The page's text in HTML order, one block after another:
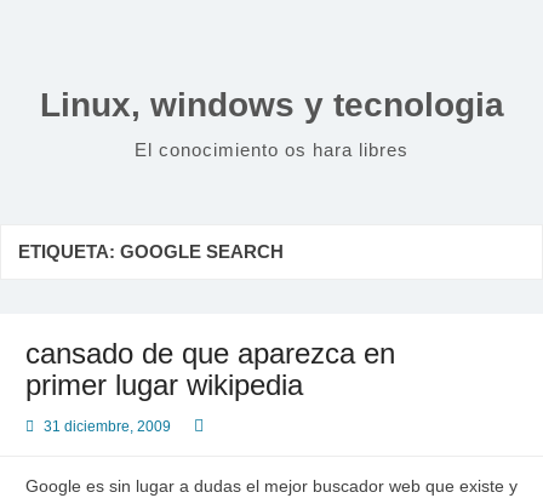
Linux, windows y tecnologia
El conocimiento os hara libres
ETIQUETA: GOOGLE SEARCH
cansado de que aparezca en
primer lugar wikipedia
31 diciembre, 2009
Google es sin lugar a dudas el mejor buscador web que existe y